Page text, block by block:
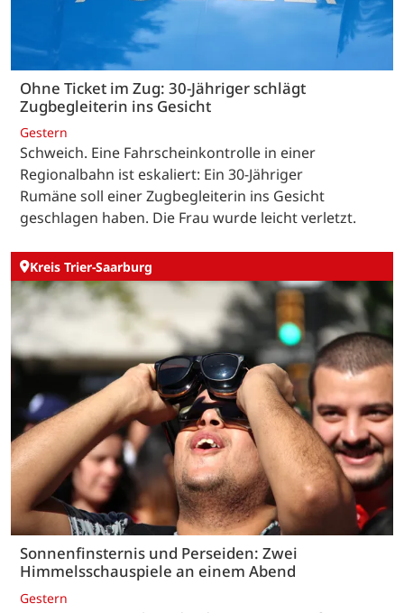
Ohne Ticket im Zug: 30-Jähriger schlägt
Zugbegleiterin ins Gesicht
Gestern
Schweich. Eine Fahrscheinkontrolle in einer
Regionalbahn ist eskaliert: Ein 30-Jähriger
Rumäne soll einer Zugbegleiterin ins Gesicht
geschlagen haben. Die Frau wurde leicht verletzt.
Kreis Trier-Saarburg
Sonnenfinsternis und Perseiden: Zwei
Himmelsschauspiele an einem Abend
Gestern